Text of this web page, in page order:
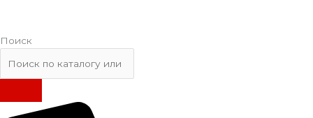
Поиск